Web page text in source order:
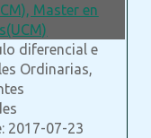
Master en
diferencial e
Ordinarias,
2017-07-23